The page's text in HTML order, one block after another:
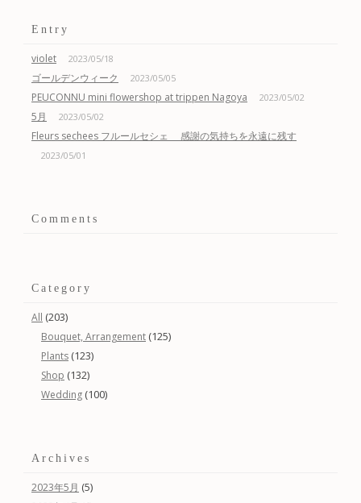
Entry
violet 2023/05/18
ゴールデンウィーク 2023/05/05
PEUCONNU mini flowershop at trippen Nagoya 2023/05/02
5月 2023/05/02
Fleurs sechees フルールセシェ 感謝の気持ちを永遠に残す
2023/05/01
Comments
Category
All (203)
Bouquet, Arrangement (125)
Plants (123)
Shop (132)
Wedding (100)
Archives
2023年5月 (5)